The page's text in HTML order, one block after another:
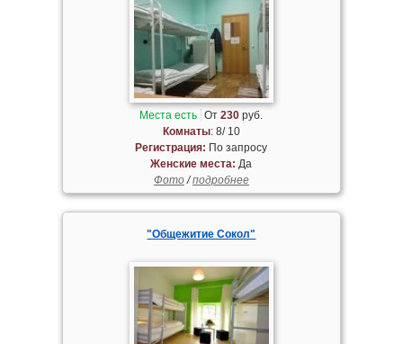
Места есть От230 руб.
Комнаты: 8/ 10
Регистрация: По запросу
Женские места: Да
Фото/подробнее
"Общежитие Сокол"